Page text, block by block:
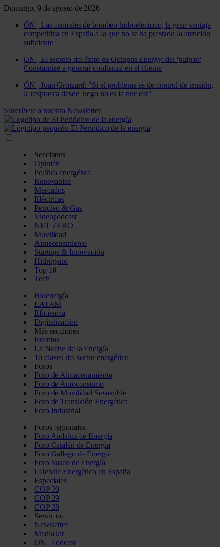
Domingo, 9 de agosto de 2026
ÓN | Las centrales de bombeo hidroeléctrico, la gran ventaja
competitiva en España a la que no se ha prestado la atención
suficiente
ÓN | El secreto del éxito de Octopus Energy: del 'pulpito'
Constantine a generar confianza en el cliente
ÓN | Joan Groizard: "Si el problema es de control de tensión,
la respuesta desde luego no es la nuclear"
Suscríbete a nuestra Newsletter
Secciones
Opinión
Política energética
Renovables
Mercados
Eléctricas
Petróleo & Gas
Videopodcast
NET ZERO
Movilidad
Almacenamiento
Startups & Innovación
Hidrógeno
Top 10
Tech
Bioenergía
LATAM
Eficiencia
Digitalización
Más secciones
Eventos
La Noche de la Energía
10 claves del sector energético
Foros
Foro de Almacenamiento
Foro de Autoconsumo
Foro de Movilidad Sostenible
Foro de Transición Energética
Foro Industrial
Foros regionales
Foro Andaluz de Energía
Foro Catalán de Energía
Foro Gallego de Energía
Foro Vasco de Energía
I Debate Energético en España
Especiales
COP 30
COP 29
COP 28
Servicios
Newsletter
Media kit
ON | Podcast